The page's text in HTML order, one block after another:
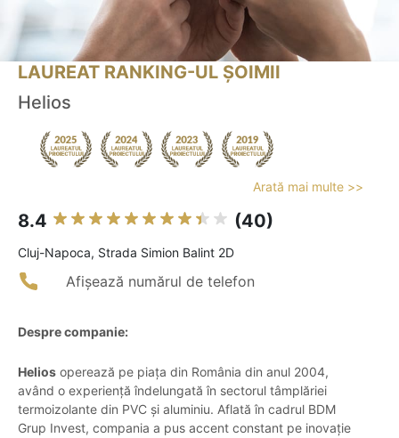
LAUREAT RANKING-UL ȘOIMII
Helios
Arată mai multe >>
8.4 (40)
Cluj-Napoca, Strada Simion Balint 2D
Afișează numărul de telefon
Despre companie:
Helios operează pe piața din România din anul 2004,
având o experiență îndelungată în sectorul tâmplăriei
termoizolante din PVC și aluminiu. Aflată în cadrul BDM
Grup Invest, compania a pus accent constant pe inovație